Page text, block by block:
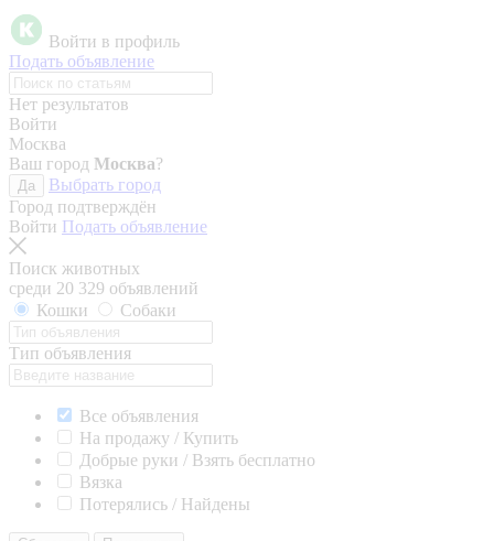
Войти в профиль
Подать объявление
Нет результатов
Войти
Москва
Ваш город Москва?
Да
Выбрать город
Город подтверждён
Войти Подать объявление
Поиск животных
среди 20 329 объявлений
Кошки
Собаки
Тип объявления
Все объявления
На продажу / Купить
Добрые руки / Взять бесплатно
Вязка
Потерялись / Найдены